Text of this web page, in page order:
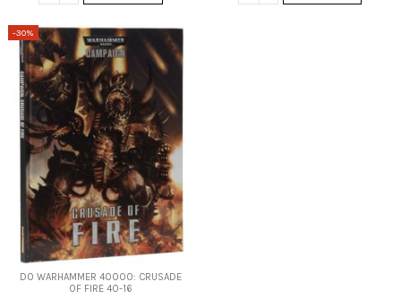
-30%
DO WARHAMMER 40000: CRUSADE
OF FIRE 40-16